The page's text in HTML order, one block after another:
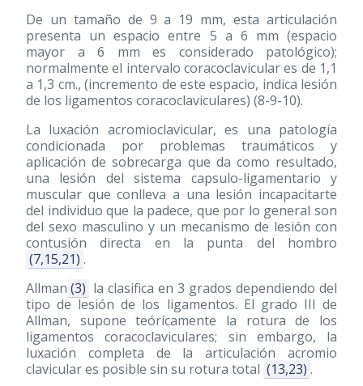
De un tamaño de 9 a 19 mm, esta articulación
presenta un espacio entre 5 a 6 mm (espacio
mayor a 6 mm es considerado patológico);
normalmente el intervalo coracoclavicular es de 1,1
a 1,3 cm., (incremento de este espacio, indica lesión
de los ligamentos coracoclaviculares) (8-9-10).
La luxación acromioclavicular, es una patología
condicionada por problemas traumáticos y
aplicación de sobrecarga que da como resultado,
una lesión del sistema capsulo-ligamentario y
muscular que conlleva a una lesión incapacitarte
del individuo que la padece, que por lo general son
del sexo masculino y un mecanismo de lesión con
contusión directa en la punta del hombro
(7,15,21) .
Allman (3) la clasifica en 3 grados dependiendo del
tipo de lesión de los ligamentos. El grado III de
Allman, supone teóricamente la rotura de los
ligamentos coracoclaviculares; sin embargo, la
luxación completa de la articulación acromio
clavicular es posible sin su rotura total (13,23) .